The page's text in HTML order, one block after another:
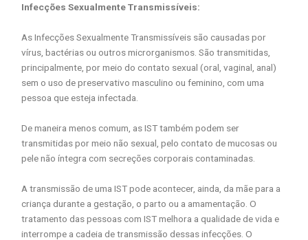
Infecções Sexualmente Transmissíveis:
As Infecções Sexualmente Transmissíveis são causadas por
vírus, bactérias ou outros microrganismos. São transmitidas,
principalmente, por meio do contato sexual (oral, vaginal, anal)
sem o uso de preservativo masculino ou feminino, com uma
pessoa que esteja infectada.
De maneira menos comum, as IST também podem ser
transmitidas por meio não sexual, pelo contato de mucosas ou
pele não íntegra com secreções corporais contaminadas.
A transmissão de uma IST pode acontecer, ainda, da mãe para a
criança durante a gestação, o parto ou a amamentação. O
tratamento das pessoas com IST melhora a qualidade de vida e
interrompe a cadeia de transmissão dessas infecções. O